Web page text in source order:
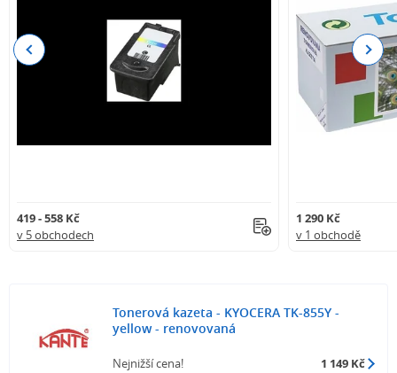
419 - 558 Kč
v 5 obchodech
1 290 Kč
v 1 obchodě
Previous Next
Tonerová kazeta - KYOCERA TK-855Y -
yellow - renovovaná
Nejnižší cena! 1 149 Kč